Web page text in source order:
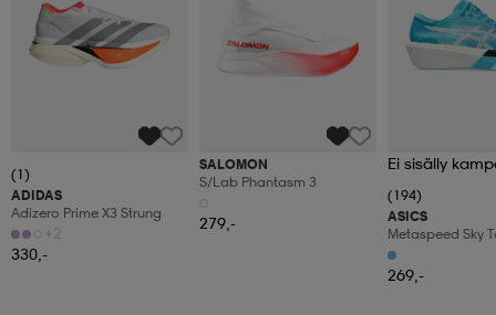
(1)
ADIDAS
Adizero Prime X3 Strung
+2
330,-
SALOMON
S/lab Phantasm 3
279,-
Ei sisälly
(194)
ASICS
Metaspeed Sky
269,-